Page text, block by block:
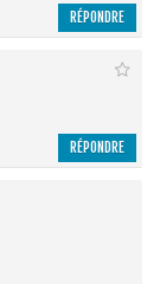
RÉPONDRE
RÉPONDRE